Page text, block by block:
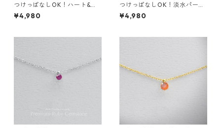
つけっぱなしOK！ハート&キ
ューピッド CZダイヤ一粒ネッ
クレス 金属アレルギー対応 サ
¥4,980
つけっぱなしOK！淡水パール
一粒ネックレス サージカルス
テンレス 金属アレルギー 真珠
¥4,980